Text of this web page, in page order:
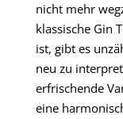
nicht mehr
klassische Gin
ist, gibt es
neu zu
erfrischende
eine